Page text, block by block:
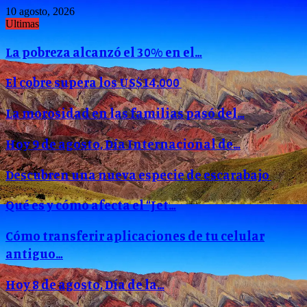
10 agosto, 2026
Ultimas
La pobreza alcanzó el 30% en el…
El cobre supera los US$14.000
La morosidad en las familias pasó del…
Hoy 9 de agosto, Día Internacional de…
Descubren una nueva especie de escarabajo
Qué es y cómo afecta el “Jet…
Cómo transferir aplicaciones de tu celular
antiguo…
Hoy 8 de agosto, Día de la…